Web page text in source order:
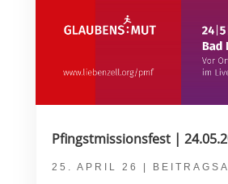
Pfingstmissionsfest |
25. APRIL 26